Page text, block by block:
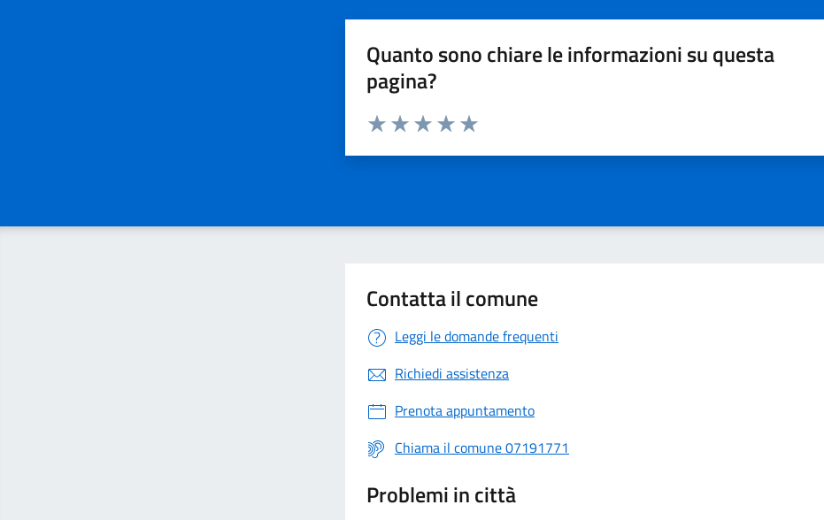
Quanto sono chiare le informazioni su questa
pagina?
Valuta da 1 a 5 stelle la pagina
Contatta il comune
Leggi le domande frequenti
Richiedi assistenza
Prenota appuntamento
Chiama il comune 07191771
Problemi in città